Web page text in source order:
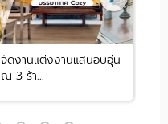
จัดงานแต่งงานแสนอบอุ่น
ณ 3 ร้า...